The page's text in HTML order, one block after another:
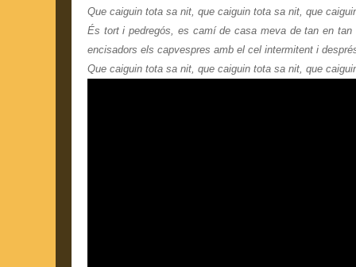
Que caiguin tota sa nit, que caiguin tota sa nit, que
És tort i pedregós, es camí de casa meva de tan en
encisadors els capvespres amb el cel intermitent i
Que caiguin tota sa nit, que caiguin tota sa nit, que